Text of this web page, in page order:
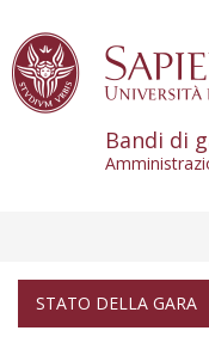
Bandi di
STATO DELLA GARA